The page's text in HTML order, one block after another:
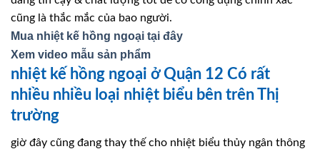
cũng là thắc mắc của bao người.
Mua nhiệt kế hồng ngoại tại đây
Xem video mẫu sản phẩm
nhiệt kế hồng ngoại ở Quận 12 Có rất
nhiều nhiều loại nhiệt biểu bên trên Thị
trường
giờ đây cũng đang thay thế cho nhiệt biểu thủy ngân thông